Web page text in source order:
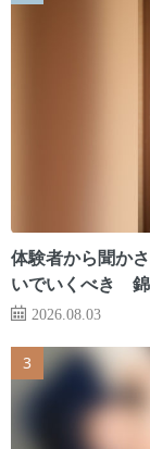
体験者から聞か
いでいくべき 錦
2026.08.03